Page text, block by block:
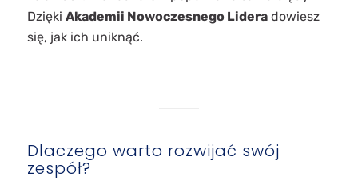
Dzięki Akademii Nowoczesnego Lideradowiesz
się, jak ich uniknąć.
Dlaczego warto rozwijać swój
zespół?